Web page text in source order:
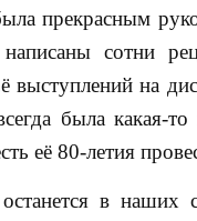
прекрасным
сотни
выступлений на
была какая-
её 80-летия
в наших